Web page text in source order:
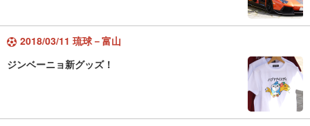
2018/03/11 琉球－富山
ジンベーニョ新グッズ！